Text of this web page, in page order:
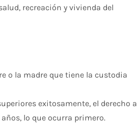
recreación y vivienda del
o la madre que tiene la custodia
exitosamente, el derecho a
lo que ocurra primero.